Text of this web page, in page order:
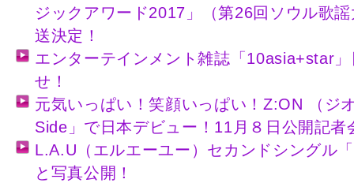
ジックアワード2017」（第26回ソウル歌
送決定！
エンターテインメント雑誌「10asia+star
せ！
元気いっぱい！笑顔いっぱい！Z:ON （ジ
Side」で日本デビュー！11月８日公開記者
L.A.U（エルエーユー）セカンドシングル
と写真公開！